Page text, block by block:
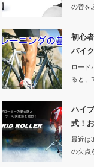
の音を
初心
バイ
ロード
ると、
ハイ
式！
最近は
の欠点